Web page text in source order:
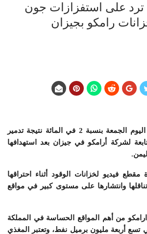
ترد على استفزازات جون
رامكو بجيزان
ارتفعت أسعار النفط اليوم الجمعة بنسبة 2 في المائة نتيجة تدمير
لشركة أرامكو في جيزان بعد استهدافها
فيديو لخزانات الوقود أثناء احتراقها
وانتشارها على مستوى كبير في مواقع
من أهم المواقع الحساسة في المملكة
تسع أربعة مليون برميل نفط، وتعتبر المغذي